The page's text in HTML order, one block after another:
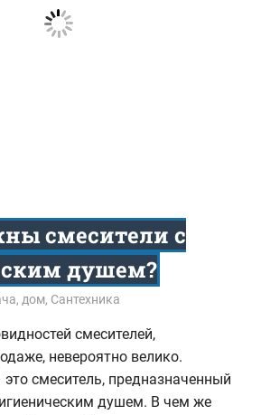
смесители с
душем?
дом, Сантехника
смесителей,
невероятно велико.
смеситель, предназначенный
душем. В чем же